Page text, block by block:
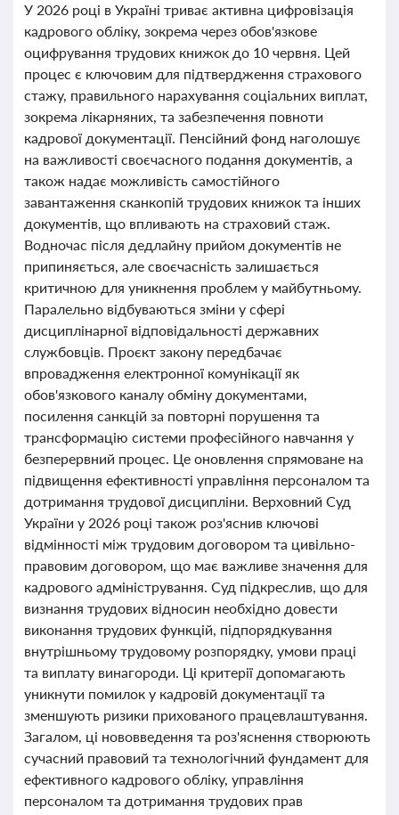
У 2026 році в Україні триває активна цифровізація
кадрового обліку, зокрема через обов'язкове
оцифрування трудових книжок до 10 червня. Цей
процес є ключовим для підтвердження страхового
стажу, правильного нарахування соціальних виплат,
зокрема лікарняних, та забезпечення повноти
кадрової документації. Пенсійний фонд наголошує
на важливості своєчасного подання документів, а
також надає можливість самостійного
завантаження сканкопій трудових книжок та інших
документів, що впливають на страховий стаж.
Водночас після дедлайну прийом документів не
припиняється, але своєчасність залишається
критичною для уникнення проблем у майбутньому.
Паралельно відбуваються зміни у сфері
дисциплінарної відповідальності державних
службовців. Проєкт закону передбачає
впровадження електронної комунікації як
обов'язкового каналу обміну документами,
посилення санкцій за повторні порушення та
трансформацію системи професійного навчання у
безперервний процес. Це оновлення спрямоване на
підвищення ефективності управління персоналом та
дотримання трудової дисципліни. Верховний Суд
України у 2026 році також роз'яснив ключові
відмінності між трудовим договором та цивільно-
правовим договором, що має важливе значення для
кадрового адміністрування. Суд підкреслив, що для
визнання трудових відносин необхідно довести
виконання трудових функцій, підпорядкування
внутрішньому трудовому розпорядку, умови праці
та виплату винагороди. Ці критерії допомагають
уникнути помилок у кадровій документації та
зменшують ризики прихованого працевлаштування.
Загалом, ці нововведення та роз'яснення створюють
сучасний правовий та технологічний фундамент для
ефективного кадрового обліку, управління
персоналом та дотримання трудових прав